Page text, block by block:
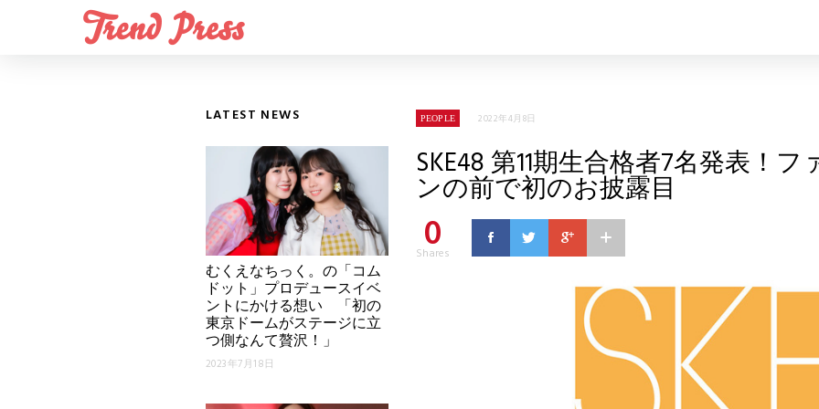
LATEST NEWS
むくえなちっく。の「コム
ドット」プロデュースイベ
ントにかける想い 「初の
東京ドームがステージに立
つ側なんて贅沢！」
2023年7月18日
PEOPLE 2022年4月8日
SKE48 第11期生合格者7名発表！フ
ンの前で初のお披露目
0
Shares